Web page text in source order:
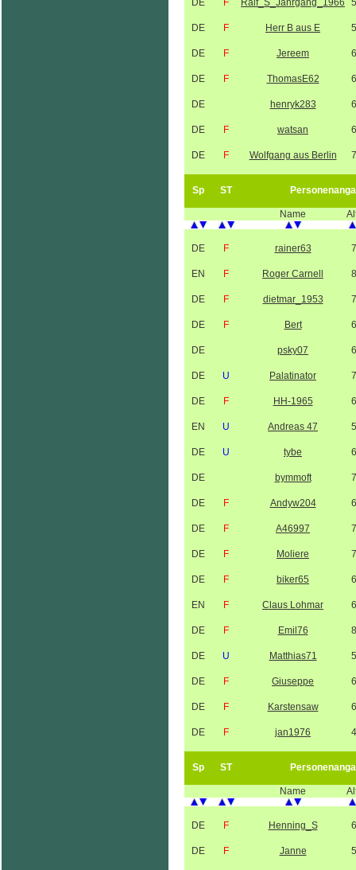
DE F Ralf_S_Jahrgang_1966
DE F Herr B aus E
DE F Jereem
DE F ThomasE62
DE henryk283
DE F watsan
DE F Wolfgang aus Berlin
Sp ST
Name
DE F rainer63
EN F Roger Carnell
DE F dietmar_1953
DE F Bert
DE psky07
DE U Palatinator
DE F HH-1965
EN U Andreas 47
DE U tybe
DE bymmoft
DE F Andyw204
DE F A46997
DE F Moliere
DE F biker65
EN F Claus Lohmar
DE F Emil76
DE U Matthias71
DE F Giuseppe
DE F Karstensaw
DE F jan1976
Sp ST
Name
DE F Henning_S
DE F Janne